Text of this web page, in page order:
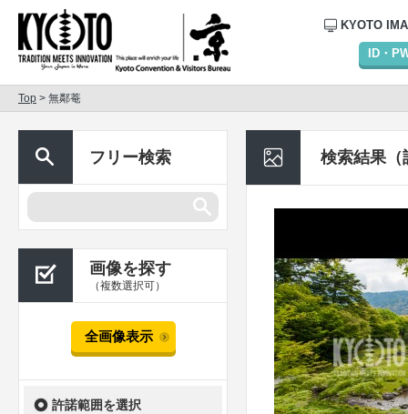
KYOTO
ID・
Top > 無鄰菴
フリー検索
画像を探す
（複数選択可）
全画像表示
許諾範囲を選択
検索結果（